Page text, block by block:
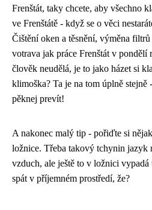
Frenštát, taky chcete, aby všechno
ve Frenštátě - když se o věci
Čištění oken a těsnění, výměna
votrava jak práce Frenštát v
člověk neudělá, je to jako házet si
klimoška? Ta je na tom úplně stejně
pěknej prevít!
A nakonec malý tip - pořiďte si
ložnice. Třeba takový tchynin jazyk
vzduch, ale ještě to v ložnici
spát v příjemném prostředí, že?